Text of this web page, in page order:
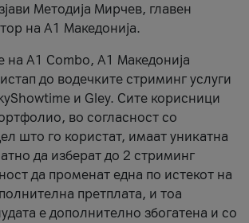
Методија Мирчев, главен
на А1 Македонија.
на A1 Combo, А1 Македонија
до водечките стриминг услуги
и Gley. Сите корисници
во согласност со
што го користат, имаат уникатна
да изберат до 2 стриминг
да променат една по истекот на
претплата, и тоа
е дополнително збогатена и со